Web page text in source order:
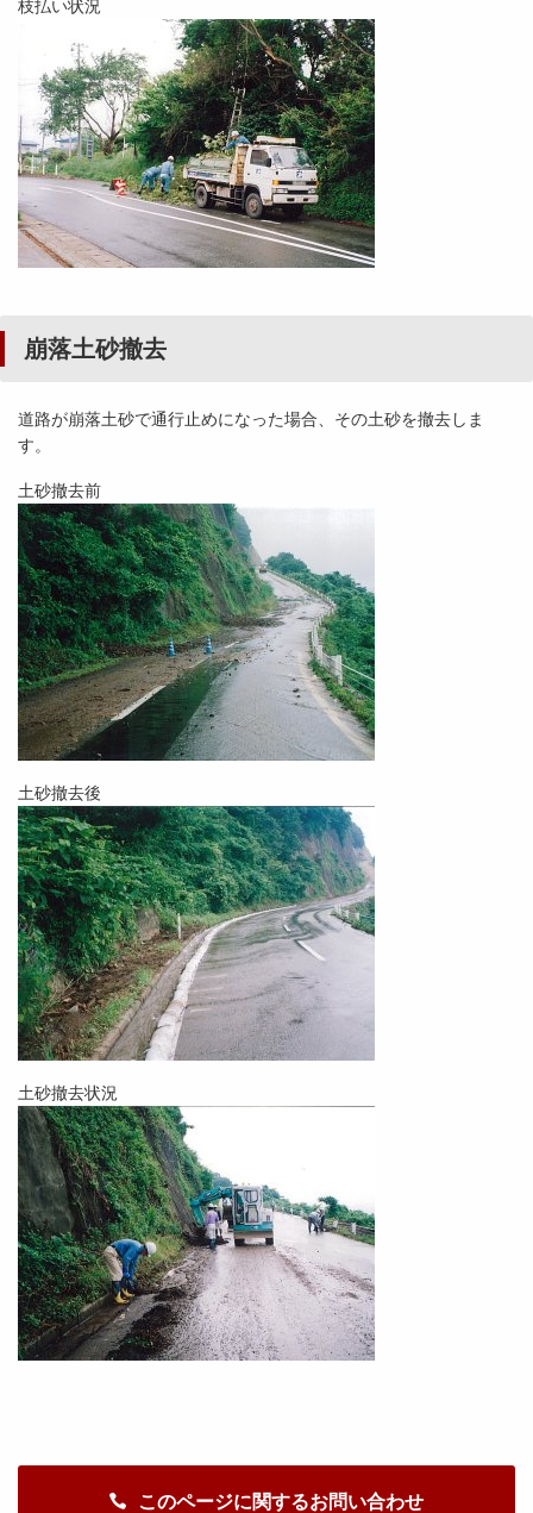
枝払い状況
崩落土砂撤去
道路が崩落土砂で通行止めになった場合、その土砂を撤去しま
す。
土砂撤去前
土砂撤去後
土砂撤去状況
このページに関するお問い合わせ